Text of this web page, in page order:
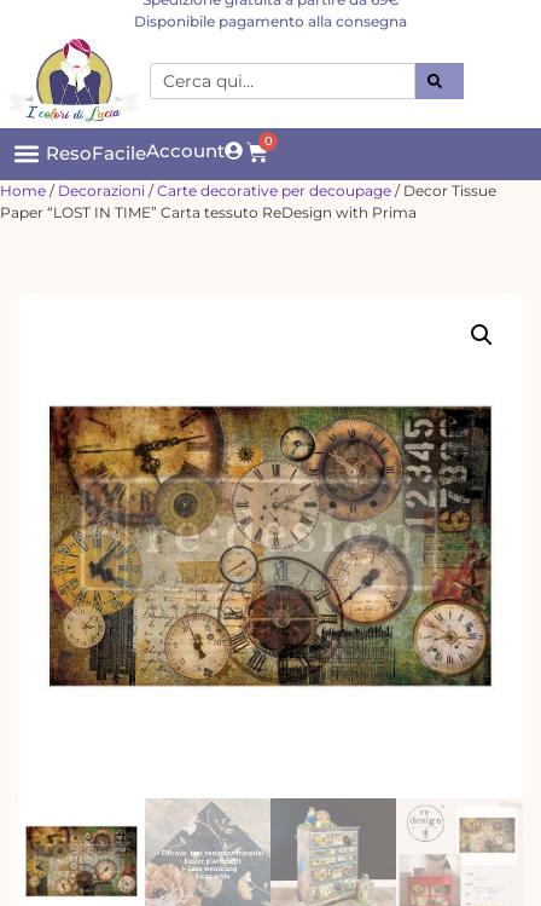
Disponibile pagamento alla consegna
ResoFacileAccount 0
Home / Decorazioni /Carte decorative per decoupage / Decor Tissue
Paper “LOST IN TIME” Carta tessuto ReDesign with Prima